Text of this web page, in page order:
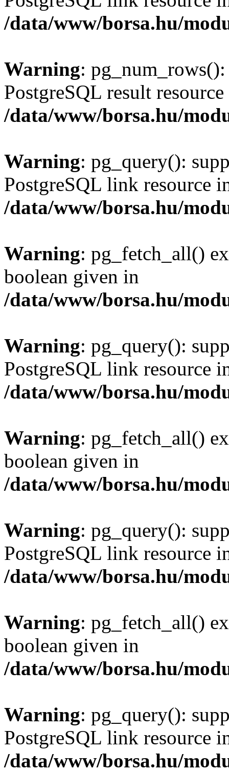
/data/www/borsa.hu/
Warning:
PostgreSQL result
/data/www/borsa.hu/
Warning: pg_query():
PostgreSQL link resource
/data/www/borsa.hu/
Warning: pg_fetch_all()
boolean given in
/data/www/borsa.hu/
Warning: pg_query():
PostgreSQL link resource
/data/www/borsa.hu/
Warning: pg_fetch_all()
boolean given in
/data/www/borsa.hu/
Warning: pg_query():
PostgreSQL link resource
/data/www/borsa.hu/
Warning: pg_fetch_all()
boolean given in
/data/www/borsa.hu/
Warning: pg_query():
PostgreSQL link resource
/data/www/borsa.hu/